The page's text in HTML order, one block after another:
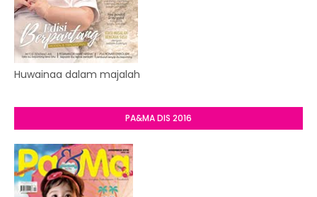
Huwainaa dalam majalah
PA&MA DIS 2016